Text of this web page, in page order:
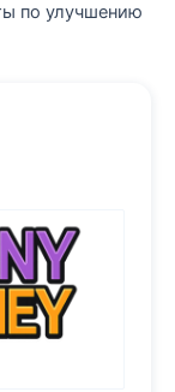
по улучшению